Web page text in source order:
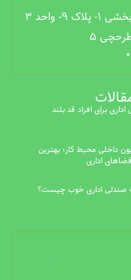
5
برای افراد قد بلند
داخلی محیط کار؛ بهترین
اداری
صندلی اداری خوب چیست؟